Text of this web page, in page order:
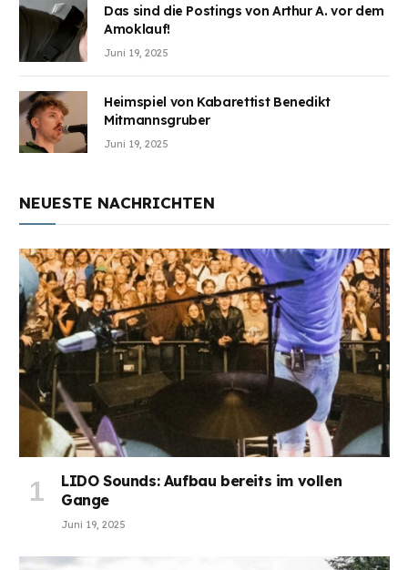
Das sind die Postings von Arthur A. vor dem
Amoklauf!
Juni 19, 2025
Heimspiel von Kabarettist Benedikt
Mitmannsgruber
Juni 19, 2025
NEUESTE NACHRICHTEN
LIDO Sounds: Aufbau bereits im vollen
Gange
Juni 19, 2025